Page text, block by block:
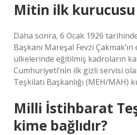
Mitin ilk
Daha sonra, 6 Ocak 1926
Başkanı Mareşal Fevzi
ülkelerinde eğitilmiş kadroların
Cumhuriyeti’nin ilk gizli servisi
Teşkilatı Başkanlığı (MEH/MAH)
Milli İstihbarat
kime bağlıdır?